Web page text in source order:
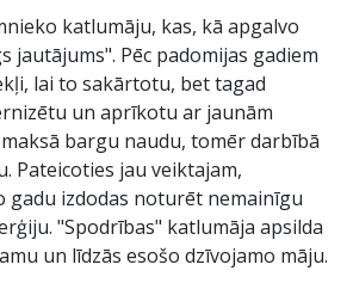
katlumāju, kas, kā apgalvo
jautājums". Pēc padomijas gadiem
lai to sakārtotu, bet tagad
un aprīkotu ar jaunām
bargu naudu, tomēr darbībā
Pateicoties jau veiktajam,
gadu izdodas noturēt nemainīgu
"Spodrības" katlumāja apsilda
un līdzās esošo dzīvojamo māju.